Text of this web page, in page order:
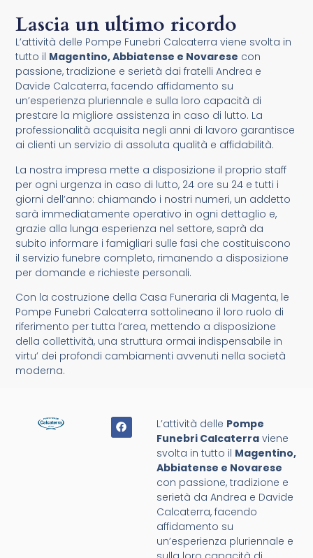
Lascia un ultimo ricordo
L’attività delle Pompe Funebri Calcaterra viene svolta in
tutto il Magentino, Abbiatense e Novarese con
passione, tradizione e serietà dai fratelli Andrea e
Davide Calcaterra, facendo affidamento su
un’esperienza pluriennale e sulla loro capacità di
prestare la migliore assistenza in caso di lutto. La
professionalità acquisita negli anni di lavoro garantisce
ai clienti un servizio di assoluta qualità e affidabilità.
La nostra impresa mette a disposizione il proprio staff
per ogni urgenza in caso di lutto, 24 ore su 24 e tutti i
giorni dell’anno: chiamando i nostri numeri, un addetto
sarà immediatamente operativo in ogni dettaglio e,
grazie alla lunga esperienza nel settore, saprà da
subito informare i famigliari sulle fasi che costituiscono
il servizio funebre completo, rimanendo a disposizione
per domande e richieste personali.
Con la costruzione della Casa Funeraria di Magenta, le
Pompe Funebri Calcaterra sottolineano il loro ruolo di
riferimento per tutta l’area, mettendo a disposizione
della collettività, una struttura ormai indispensabile in
virtu’ dei profondi cambiamenti avvenuti nella società
moderna.
L’attività delle Pompe
Funebri Calcaterra viene
svolta in tutto il Magentino,
Abbiatense e Novarese
con passione, tradizione e
serietà da Andrea e Davide
Calcaterra, facendo
affidamento su
un’esperienza pluriennale e